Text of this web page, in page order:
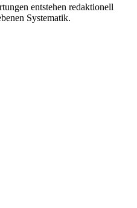
entstehen redaktionell
Systematik.